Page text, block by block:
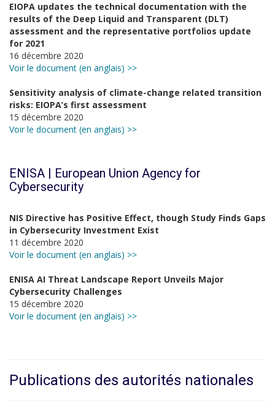
EIOPA updates the technical documentation with the
results of the Deep Liquid and Transparent (DLT)
assessment and the representative portfolios update
for 2021
16 décembre 2020
Voir le document (en anglais) >>
Sensitivity analysis of climate-change related transition
risks: EIOPA’s first assessment
15 décembre 2020
Voir le document (en anglais) >>
ENISA | European Union Agency for
Cybersecurity
NIS Directive has Positive Effect, though Study Finds Gaps
in Cybersecurity Investment Exist
11 décembre 2020
Voir le document (en anglais) >>
ENISA AI Threat Landscape Report Unveils Major
Cybersecurity Challenges
15 décembre 2020
Voir le document (en anglais) >>
Publications des autorités nationales